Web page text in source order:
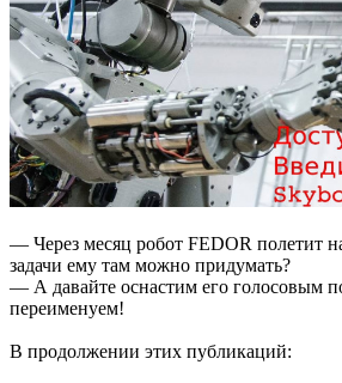
— Через месяц робот FEDOR полетит
задачи ему там можно придумать?
— А давайте оснастим его голосовым
переименуем!
В продолжении этих публикаций: